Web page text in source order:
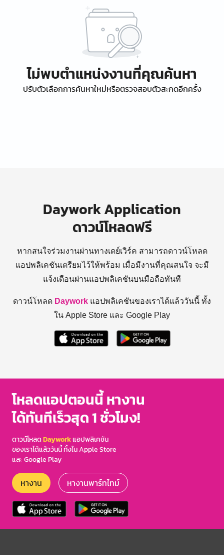
ไม่พบตำแหน่งงานที่คุณค้นหา
ปรับตัวเลือกการค้นหาใหม่หรือตรวจสอบตัวสะกดอีกครั้ง
Daywork Application
ดาวน์โหลดฟรี
หากสนใจร่วมงานผ่านทางเดย์เวิร์ค สามารถดาวน์โหลด
แอปพลิเคชันเตรียมไว้ให้พร้อม เมื่อมีงานที่คุณสนใจ จะมี
แจ้งเตือนผ่านแอปพลิเคชันบนมือถือทันที
ดาวน์โหลด Daywork แอปพลิเคชันของเราได้แล้ววันนี้ ทั้ง
ใน Apple Store และ Google Play
โหลดแอปตอนนี้ หางาน
ได้ทันทีเร็วสุด 1 ชั่วโมง!
ดาวน์โหลดDayworkแอปพลิเคชัน
ของเราได้แล้ววันนี้ ทั้งใน Apple Store
และ Google Play
หางาน หางานพาร์ทไทม์